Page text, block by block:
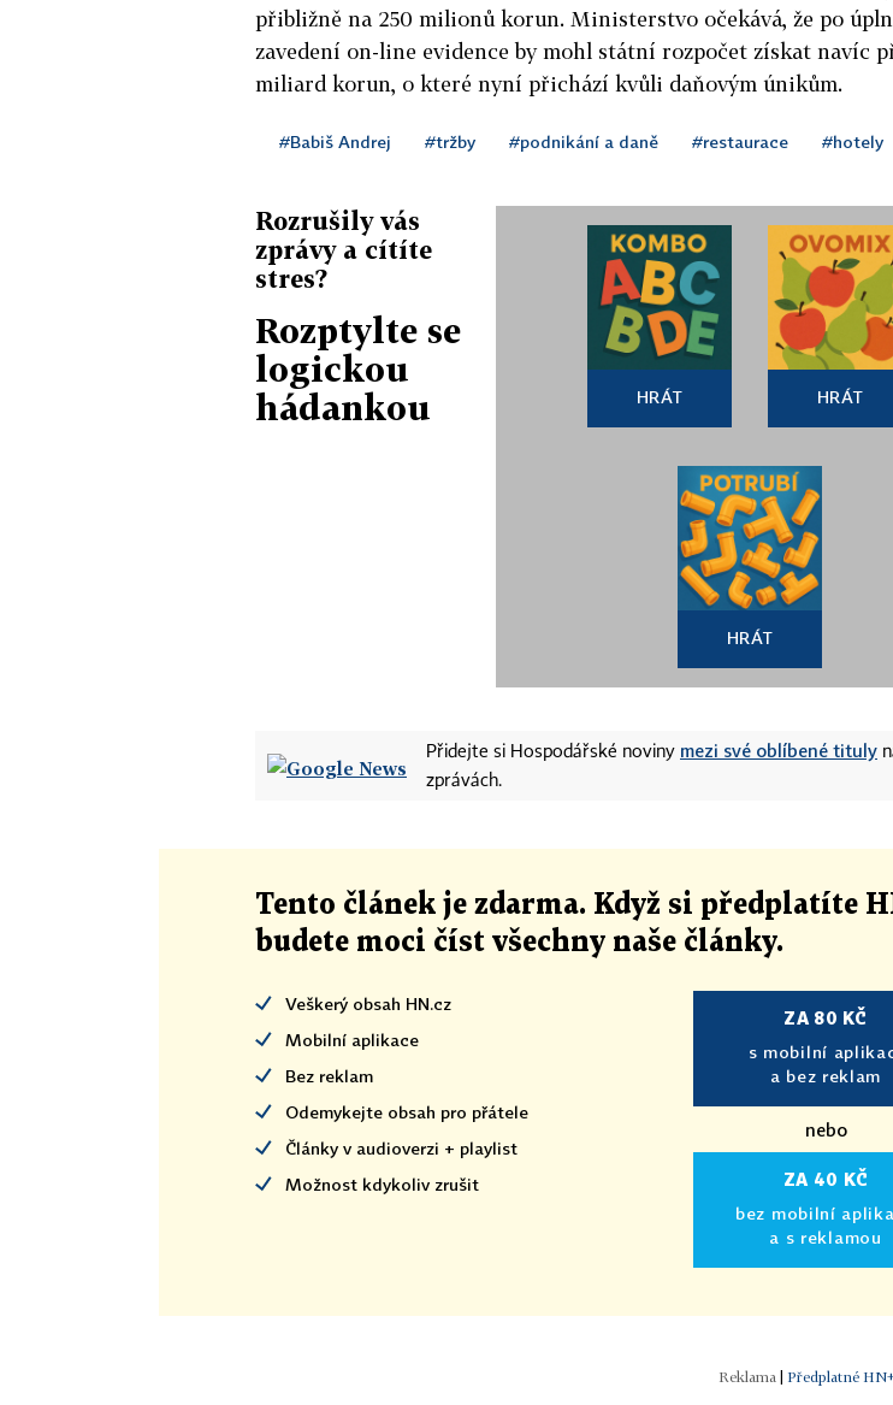
přibližně na 250 milionů korun. Ministerstvo očekává, že po
zavedení on-line evidence by mohl státní rozpočet získat navíc
miliard korun, o které nyní přichází kvůli daňovým únikům.
#Babiš Andrej #tržby #podnikání a daně #restaurace #hotely
Rozrušily vás
zprávy a cítíte
stres?
Rozptylte se
logickou
hádankou
HRÁT HRÁT
HRÁT
Přidejte si Hospodářské noviny mezi své oblíbené tituly
zprávách.
Tento článek je zdarma. Když si předplatíte
budete moci číst všechny naše články.
Veškerý obsah HN.cz
Mobilní aplikace
Bez reklam
Odemykejte obsah pro přátele
Články v audioverzi + playlist
Možnost kdykoliv zrušit
ZA 80 KČ
s mobilní
a bez reklam
nebo
ZA 40 KČ
bez mobilní
a s reklamou
| Předplatné